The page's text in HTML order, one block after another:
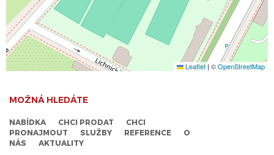
Leaflet | ©OpenStreetMap
MOŽNÁ HLEDÁTE
NABÍDKA CHCI PRODAT
CHCI
PRONAJMOUT
SLUŽBY REFERENCE
O
NÁS
AKTUALITY